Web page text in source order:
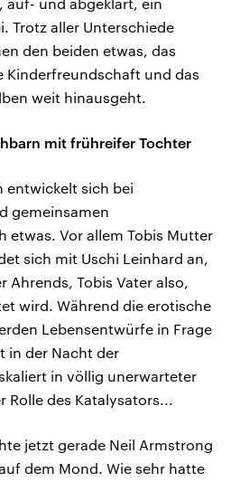
und abgeklärt, ein
Trotz aller Unterschiede
den beiden etwas, das
Kinderfreundschaft und das
weit hinausgeht.
mit frühreifer Tochter
entwickelt sich bei
gemeinsamen
etwas. Vor allem Tobis Mutter
sich mit Uschi Leinhard an,
Ahrends, Tobis Vater also,
wird. Während die erotische
Lebensentwürfe in Frage
in der Nacht der
in völlig unerwarteter
Rolle des Katalysators...
jetzt gerade Neil Armstrong
dem Mond. Wie sehr hatte